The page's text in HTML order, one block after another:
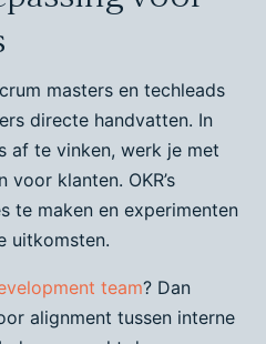
masters en techleads
directe handvatten. In
af te vinken, werk je met
klanten. OKR’s
te maken en experimenten
uitkomsten.
team? Dan
alignment tussen interne